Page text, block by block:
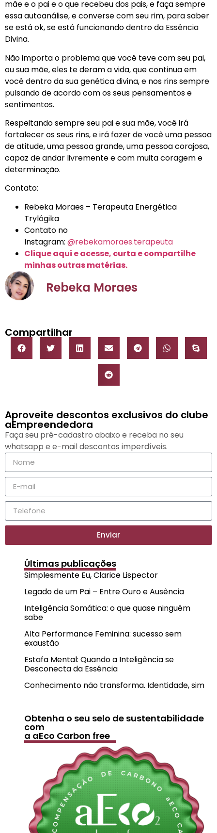
mãe e o pai e o que recebeu dos pais, e faça sempre
essa autoanálise, e converse com seu rim, para saber
se está ok, se está funcionando dentro da Essência
Divina.
Não importa o problema que você teve com seu pai,
ou sua mãe, eles te deram a vida, que continua em
você dentro da sua genética divina, e nos rins sempre
pulsando de acordo com os seus pensamentos e
sentimentos.
Respeitando sempre seu pai e sua mãe, você irá
fortalecer os seus rins, e irá fazer de você uma pessoa
de atitude, uma pessoa grande, uma pessoa corajosa,
capaz de andar livremente e com muita coragem e
determinação.
Contato:
Rebeka Moraes – Terapeuta Energética
Trylógika
Contato no
Instagram: @rebekamoraes.terapeuta
Clique aqui e acesse, curta e compartilhe
minhas outras matérias.
Rebeka Moraes
Compartilhar
Aproveite descontos exclusivos do clube
aEmpreendedora
Faça seu pré-cadastro abaixo e receba no seu
whatsapp e e-mail descontos imperdíveis.
Enviar
Últimas publicações
Simplesmente Eu, Clarice Lispector
Legado de um Pai – Entre Ouro e Ausência
Inteligência Somática: o que quase ninguém
sabe
Alta Performance Feminina: sucesso sem
exaustão
Estafa Mental: Quando a Inteligência se
Desconecta da Essência
Conhecimento não transforma. Identidade, sim
Obtenha o seu selo de sustentabilidade
com
a aEco Carbon free